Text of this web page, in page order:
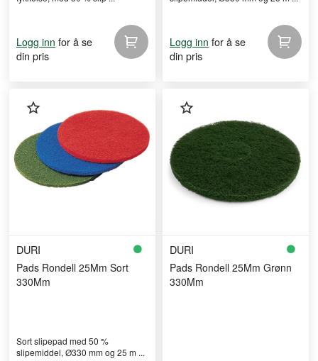
Logg inn for å se
din pris
Logg inn for å se
din pris
DURI
Pads Rondell 25Mm Sort
330Mm
Sort slipepad med 50 %
slipemiddel, Ø330 mm og 25 m ...
DURI
Pads Rondell 25Mm Grønn
330Mm